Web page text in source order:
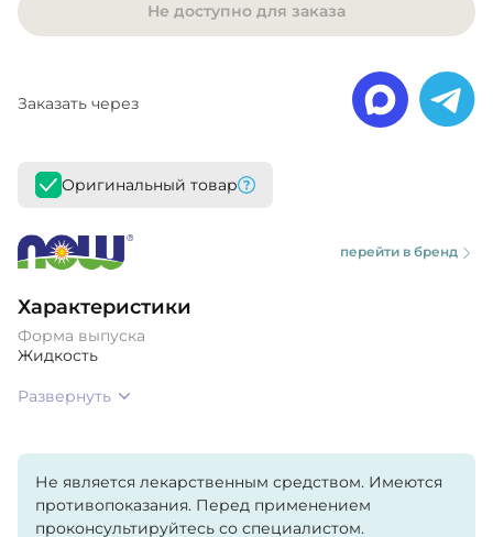
Не доступно для заказа
Заказать через
Оригинальный товар
перейти в бренд
Характеристики
Форма выпуска
Жидкость
Развернуть
Не является лекарственным средством. Имеются
противопоказания. Перед применением
проконсультируйтесь со специалистом.